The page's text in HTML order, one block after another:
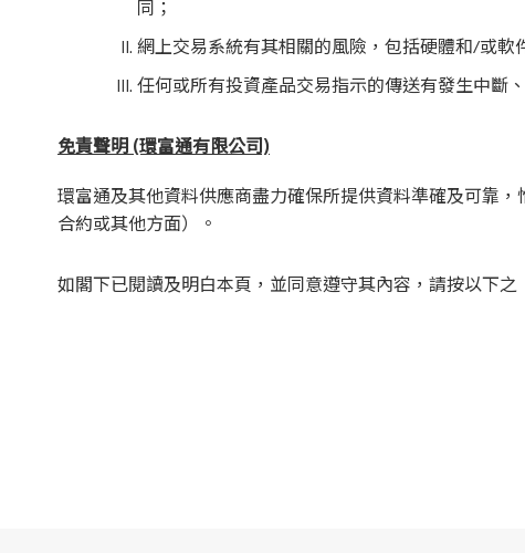
同；
網上交易系統有其相關的風險，包括硬體和/或
任何或所有投資產品交易指示的傳送有發生中斷
免責聲明 (環富通有限公司)
環富通及其他資料供應商盡力確保所提供資料準確及可靠
合約或其他方面）。
如閣下已閱讀及明白本頁，並同意遵守其內容，請按以下